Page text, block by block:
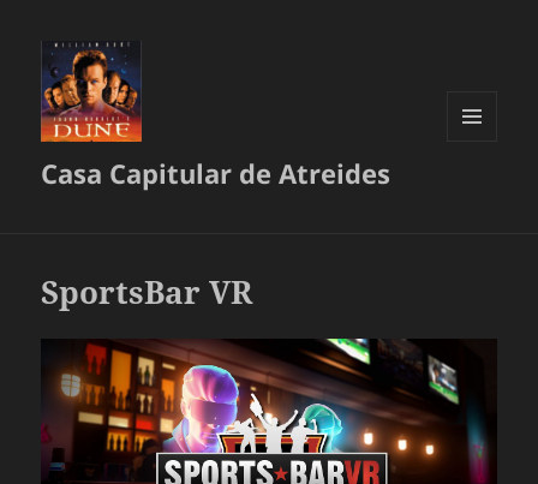
Casa Capitular de Atreides
SportsBar VR